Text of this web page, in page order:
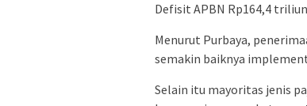
Defisit APBN Rp164,4 triliun
Menurut Purbaya,
semakin baiknya
Selain itu mayoritas jenis